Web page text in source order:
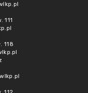
111
118